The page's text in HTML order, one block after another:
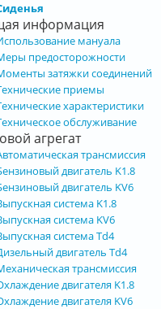
информация
мануала
предосторожности
затяжки соединений
приемы
характеристики
обслуживание
агрегат
трансмиссия
двигатель K1.8
двигатель KV6
система K1.8
система KV6
система Td4
двигатель Td4
трансмиссия
двигателя K1.8
двигателя KV6